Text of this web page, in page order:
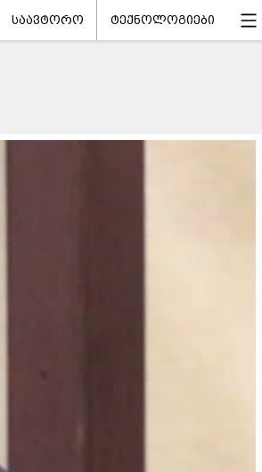
საავტორო ტექნოლოგიები